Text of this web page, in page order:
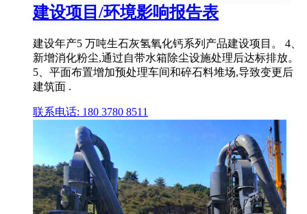
建设项目/环境影响报告表
建设年产5 万吨生石灰氢氧化钙系列产品建设项目。 4、
新增消化粉尘,通过自带水箱除尘设施处理后达标排放。
5、平面布置增加预处理车间和碎石料堆场,导致变更后
建筑面 .
联系电话: 180 3780 8511